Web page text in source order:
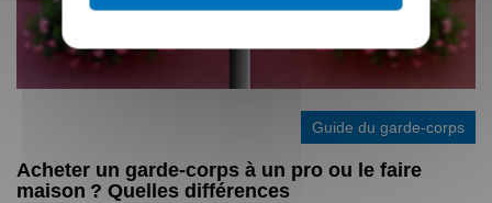
Guide du garde-corps
Acheter un garde-corps à un pro ou le faire
maison ? Quelles différences